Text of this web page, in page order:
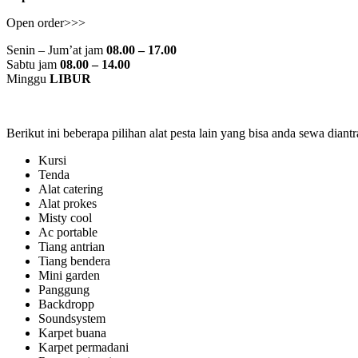
Open order>>>
Senin – Jum’at jam 08.00 – 17.00
Sabtu jam 08.00 – 14.00
Minggu LIBUR
Berikut ini beberapa pilihan alat pesta lain yang bisa anda sewa
Kursi
Tenda
Alat catering
Alat prokes
Misty cool
Ac portable
Tiang antrian
Tiang bendera
Mini garden
Panggung
Backdropp
Soundsystem
Karpet buana
Karpet permadani